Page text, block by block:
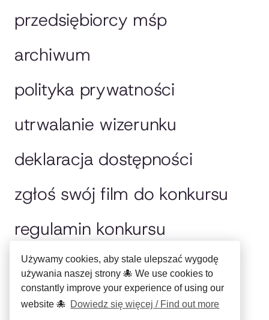
Używamy cookies, aby stale ulepszać wygodę
używania naszej strony 🐙 We use cookies to
constantly improve your experience of using our
website 🐙 Dowiedz się więcej / Find out more
przedsiębiorcy mśp
archiwum
polityka prywatności
utrwalanie wizerunku
deklaracja dostępności
zgłoś swój film do konkursu
regulamin konkursu
jury
english please